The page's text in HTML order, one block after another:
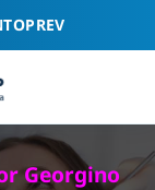
Georgino